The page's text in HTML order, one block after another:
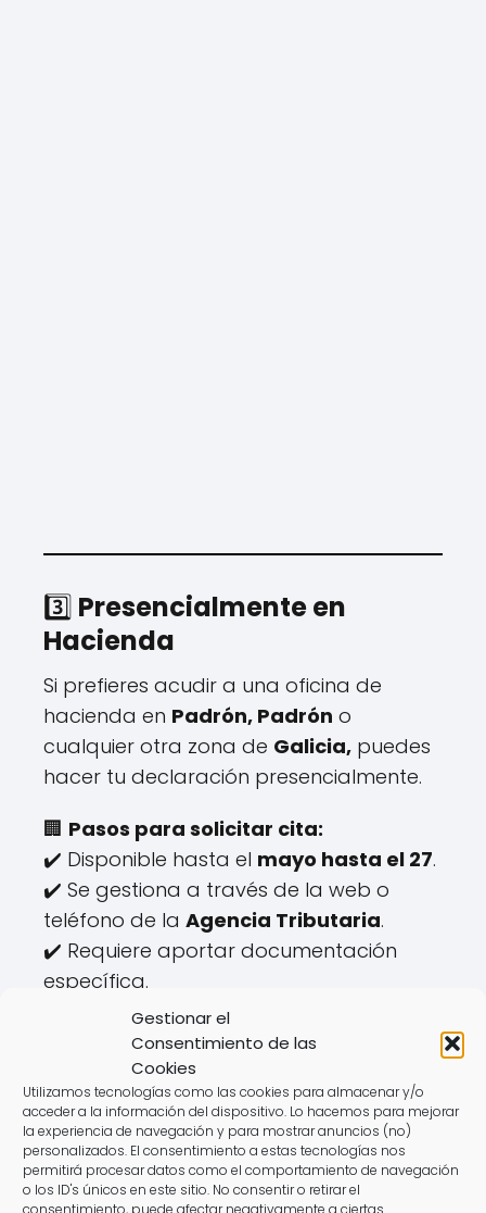
Gestionar el
Consentimiento de las
Cookies
Utilizamos tecnologías como las cookies para almacenar y/o
acceder a la información del dispositivo. Lo hacemos para mejorar
la experiencia de navegación y para mostrar anuncios (no)
personalizados. El consentimiento a estas tecnologías nos
permitirá procesar datos como el comportamiento de navegación
o los ID's únicos en este sitio. No consentir o retirar el
consentimiento, puede afectar negativamente a ciertas
3️⃣ Presencialmente en
Hacienda
Si prefieres acudir a una oficina de
hacienda en Padrón, Padrón o
cualquier otra zona de Galicia, puedes
hacer tu declaración presencialmente.
🏢 Pasos para solicitar cita:
✔️ Disponible hasta el mayo hasta el 27.
✔️ Se gestiona a través de la web o
teléfono de la Agencia Tributaria.
✔️ Requiere aportar documentación
específica.
Desventajas:
❌ Horarios limitados.
❌ Tiempo de espera elevado.
💡 Con AsesoraTechpuedes elaborar
tu declaración de la renta sin moverte
decasa.